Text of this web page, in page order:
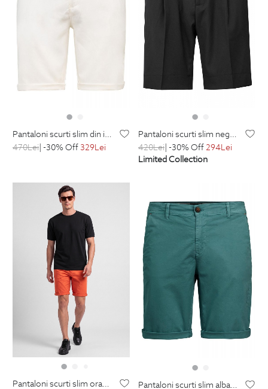
pantaloni scurti slim din in albi uni
470Lei| -30% Off329Lei
pantaloni scurti slim negri uni
420Lei| -30% Off 294Lei
Limited Collection
pantaloni scurti slim oranj uni pantaloni scurti slim albastri uni